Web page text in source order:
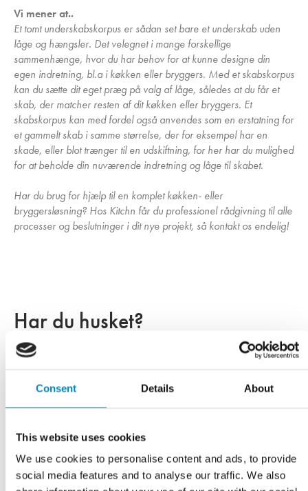
Consent Details About
This website uses cookies
We use cookies to personalise content and ads, to provide
social media features and to analyse our traffic. We also
Vi mener at..
Et tomt underskabskorpus er sådan set bare et underskab uden
låge og hængsler. Det velegnet i mange forskellige
sammenhænge, hvor du har behov for at kunne designe din
egen indretning, bl.a i køkken eller bryggers. Med et skabskorpus
kan du sætte dit eget præg på valg af låge, således at du får et
skab, der matcher resten af dit køkken eller bryggers. Et
skabskorpus kan med fordel også anvendes som en erstatning for
et gammelt skab i samme størrelse, der for eksempel har en
skade, eller blot trænger til en udskiftning, for her har du mulighed
for at beholde din nuværende indretning og låge til skabet.
Har du brug for hjælp til en komplet køkken- eller
bryggersløsning? Hos Kitchn får du professionel rådgivning til alle
processer og beslutninger i dit nye projekt, så kontakt os endelig!
Har du husket?